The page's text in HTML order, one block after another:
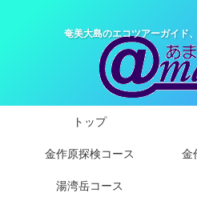
奄美大島のエコツアーガイド
トップ
金作原探検コース 金
湯湾岳コース